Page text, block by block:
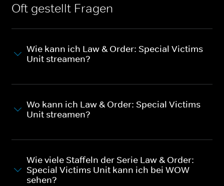
Oft gestellt Fragen
Wie kann ich Law & Order: Special Victims
Unit streamen?
Wo kann ich Law & Order: Special Victims
Unit streamen?
Wie viele Staffeln der Serie Law & Order:
Special Victims Unit kann ich bei WOW
sehen?